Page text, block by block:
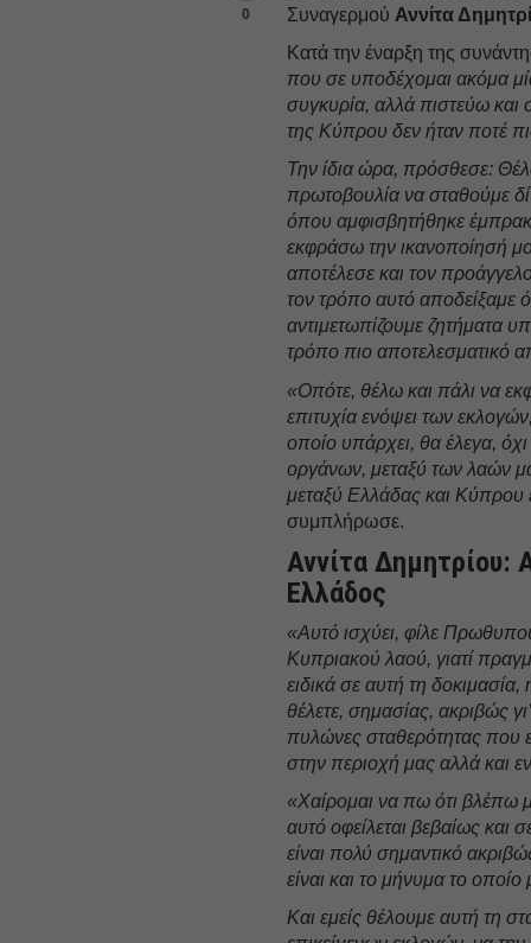
0
Συναγερμού Αννίτα
Κατά την έναρξη της
που σε υποδέχομαι ακόμα
συγκυρία, αλλά πιστεύω και
της Κύπρου δεν ήταν ποτέ
Την ίδια ώρα, πρόσθεσε:
πρωτοβουλία να σταθούμε
όπου αμφισβητήθηκε
εκφράσω την ικανοποίησή
αποτέλεσε και τον
τον τρόπο αυτό αποδείξαμε
αντιμετωπίζουμε ζητήματα
τρόπο πιο αποτελεσματικό
«Οπότε, θέλω και πάλι να
επιτυχία ενόψει των
οποίο υπάρχει, θα έλεγα,
οργάνων, μεταξύ των λαών
μεταξύ Ελλάδας και Κύπρου
συμπλήρωσε.
Αννίτα Δημητρίου:
Ελλάδος
«Αυτό ισχύει, φίλε
Κυπριακού λαού, γιατί
ειδικά σε αυτή τη
θέλετε, σημασίας, ακριβώς
πυλώνες σταθερότητας που
στην περιοχή μας αλλά και
«Χαίρομαι να πω ότι βλέπω
αυτό οφείλεται βεβαίως
είναι πολύ σημαντικό
είναι και το μήνυμα το
Και εμείς θέλουμε αυτή τη